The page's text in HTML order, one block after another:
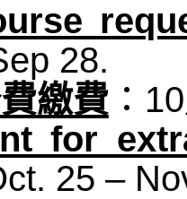
28.
繳費：
for
25 –